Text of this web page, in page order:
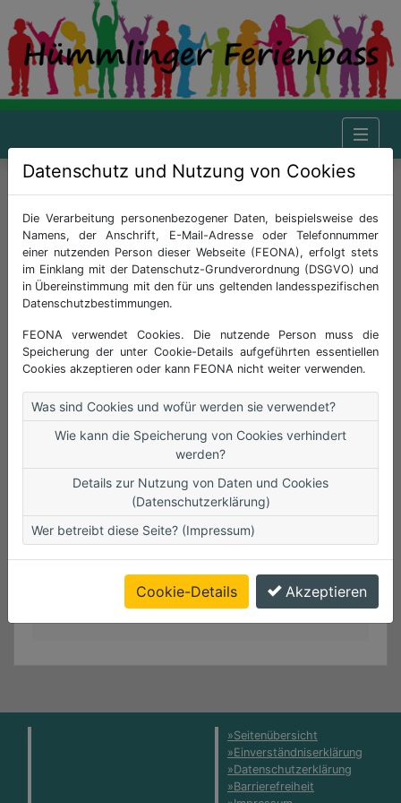
Hümmlinger Ferienpass - Hilfe
Hilfe
Tutorials
Hilfe
Tutorials
Unter
https://www.wirsindferienspiele.de/tutorials/
feona-teilnehmerfinden Sie Videos und
Anleitungen, um sich auf der FEONA-Seite
für die Teilnehmenden zurechtzufinden. Die
wichtigsten Funktionen wie die Registrierung,
das Anlegen von Wunschlisten und das
Freunde einladen werden hier verständlich
Seitenübersicht
Einverständniserklärung
Datenschutzerklärung
Barrierefreiheit
Datenschutz und Nutzung von Cookies
Die Verarbeitung personenbezogener Daten, beispielsweise des
Namens, der Anschrift, E-Mail-Adresse oder Telefonnummer
einer nutzenden Person dieser Webseite (FEONA), erfolgt stets
im Einklang mit der Datenschutz-Grundverordnung (DSGVO) und
in Übereinstimmung mit den für uns geltenden landesspezifischen
Datenschutzbestimmungen.
FEONA verwendet Cookies. Die nutzende Person muss die
Speicherung der unter Cookie-Details aufgeführten essentiellen
Cookies akzeptieren oder kann FEONA nicht weiter verwenden.
Was sind Cookies und wofür werden sie verwendet?
Wie kann die Speicherung von Cookies verhindert
werden?
Details zur Nutzung von Daten und Cookies
(Datenschutzerklärung)
Wer betreibt diese Seite? (Impressum)
Cookie-Details Akzeptieren